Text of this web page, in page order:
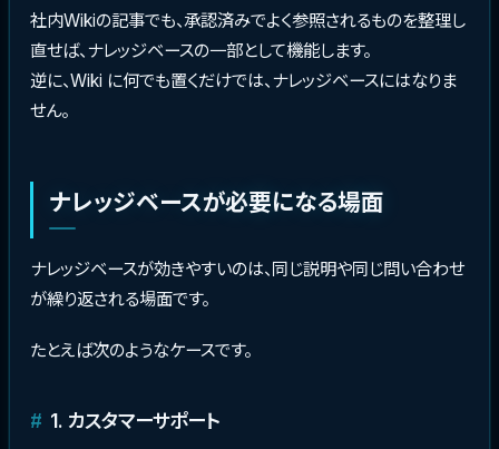
社内Wikiの記事でも、承認済みでよく参照されるものを整理し
直せば、ナレッジベースの一部として機能します。
逆に、Wiki に何でも置くだけでは、ナレッジベースにはなりま
せん。
ナレッジベースが必要になる場面
ナレッジベースが効きやすいのは、同じ説明や同じ問い合わせ
が繰り返される場面です。
たとえば次のようなケースです。
1. カスタマーサポート